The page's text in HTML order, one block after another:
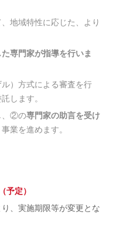
地域特性に応じた、より
専門家が指導を行いま
）方式による審査を行
します。
、②の専門家の助言を受け
業を進めます。
予定）
、実施期限等が変更とな